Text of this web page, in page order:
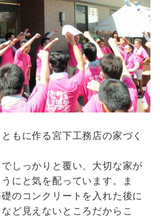
もに作る宮下工務店の家づく
しっかりと覆い、大切な家が
にと気を配っています。ま
のコンクリートを入れた後に
ど見えないところだからこ